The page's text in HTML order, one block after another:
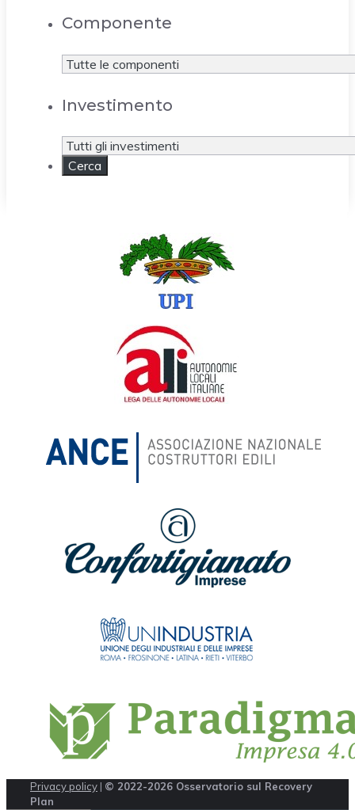
Componente
Investimento
Privacy policy | © 2022-2026 Osservatorio sul Recovery
Plan